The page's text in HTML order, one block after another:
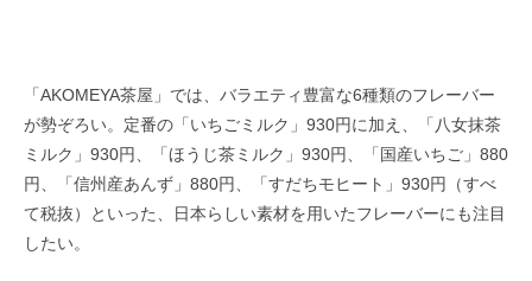
「AKOMEYA茶屋」では、バラエティ豊富な6種類のフレーバー
が勢ぞろい。定番の「いちごミルク」930円に加え、「八女抹茶
ミルク」930円、「ほうじ茶ミルク」930円、「国産いちご」880
円、「信州産あんず」880円、「すだちモヒート」930円（すべ
て税抜）といった、日本らしい素材を用いたフレーバーにも注目
したい。